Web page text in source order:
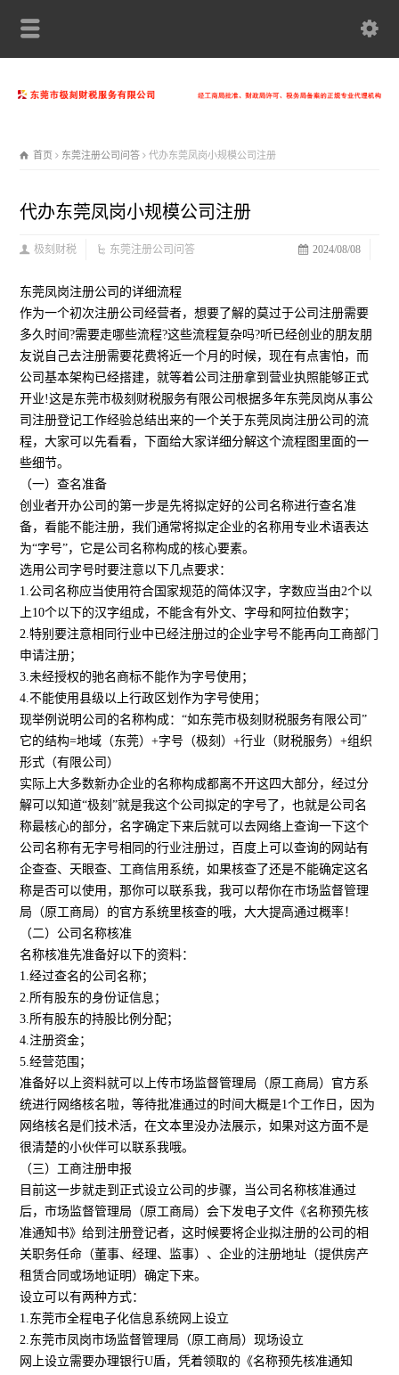
首页 东莞注册公司问答 代办东莞凤岗小规模公司注册
代办东莞凤岗小规模公司注册
2024/08/08
极刻财税 东莞注册公司问答
东莞凤岗注册公司的详细流程
作为一个初次注册公司经营者，想要了解的莫过于公司注册需要
多久时间?需要走哪些流程?这些流程复杂吗?听已经创业的朋友朋
友说自己去注册需要花费将近一个月的时候，现在有点害怕，而
公司基本架构已经搭建，就等着公司注册拿到营业执照能够正式
开业!这是东莞市极刻财税服务有限公司根据多年东莞凤岗从事公
司注册登记工作经验总结出来的一个关于东莞凤岗注册公司的流
程，大家可以先看看，下面给大家详细分解这个流程图里面的一
些细节。
（一）查名准备
创业者开办公司的第一步是先将拟定好的公司名称进行查名准
备，看能不能注册，我们通常将拟定企业的名称用专业术语表达
为“字号”，它是公司名称构成的核心要素。
选用公司字号时要注意以下几点要求：
1.公司名称应当使用符合国家规范的简体汉字，字数应当由2个以
上10个以下的汉字组成，不能含有外文、字母和阿拉伯数字；
2.特别要注意相同行业中已经注册过的企业字号不能再向工商部门
申请注册；
3.未经授权的驰名商标不能作为字号使用；
4.不能使用县级以上行政区划作为字号使用；
现举例说明公司的名称构成：“如东莞市极刻财税服务有限公司”
它的结构=地域（东莞）+字号（极刻）+行业（财税服务）+组织
形式（有限公司）
实际上大多数新办企业的名称构成都离不开这四大部分，经过分
解可以知道“极刻”就是我这个公司拟定的字号了，也就是公司名
称最核心的部分，名字确定下来后就可以去网络上查询一下这个
公司名称有无字号相同的行业注册过，百度上可以查询的网站有
企查查、天眼查、工商信用系统，如果核查了还是不能确定这名
称是否可以使用，那你可以联系我，我可以帮你在市场监督管理
局（原工商局）的官方系统里核查的哦，大大提高通过概率！
（二）公司名称核准
名称核准先准备好以下的资料：
1.经过查名的公司名称；
2.所有股东的身份证信息；
3.所有股东的持股比例分配；
4.注册资金；
5.经营范围；
准备好以上资料就可以上传市场监督管理局（原工商局）官方系
统进行网络核名啦，等待批准通过的时间大概是1个工作日，因为
网络核名是们技术活，在文本里没办法展示，如果对这方面不是
很清楚的小伙伴可以联系我哦。
（三）工商注册申报
目前这一步就走到正式设立公司的步骤，当公司名称核准通过
后，市场监督管理局（原工商局）会下发电子文件《名称预先核
准通知书》给到注册登记者，这时候要将企业拟注册的公司的相
关职务任命（董事、经理、监事）、企业的注册地址（提供房产
租赁合同或场地证明）确定下来。
设立可以有两种方式：
1.东莞市全程电子化信息系统网上设立
2.东莞市凤岗市场监督管理局（原工商局）现场设立
网上设立需要办理银行U盾，凭着领取的《名称预先核准通知